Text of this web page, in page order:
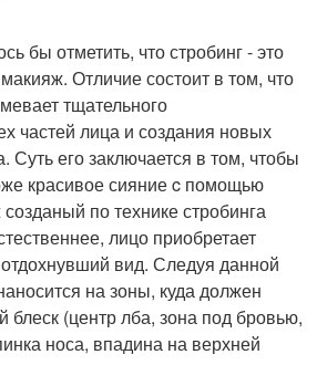
бы отметить, что стробинг - это
Отличие состоит в том, что
тщательного
частей лица и создания новых
Суть его заключается в том, чтобы
красивое сияние c помощью
по технике стробинга
лицо приобретает
вид. Следуя данной
на зоны, куда должен
блеск (центр лба, зона под бровью,
носа, впадина на верхней